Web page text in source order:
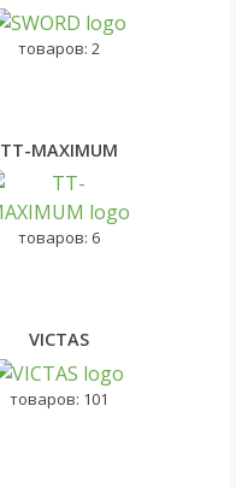
товаров: 2
TT-MAXIMUM
товаров: 6
VICTAS
товаров: 101